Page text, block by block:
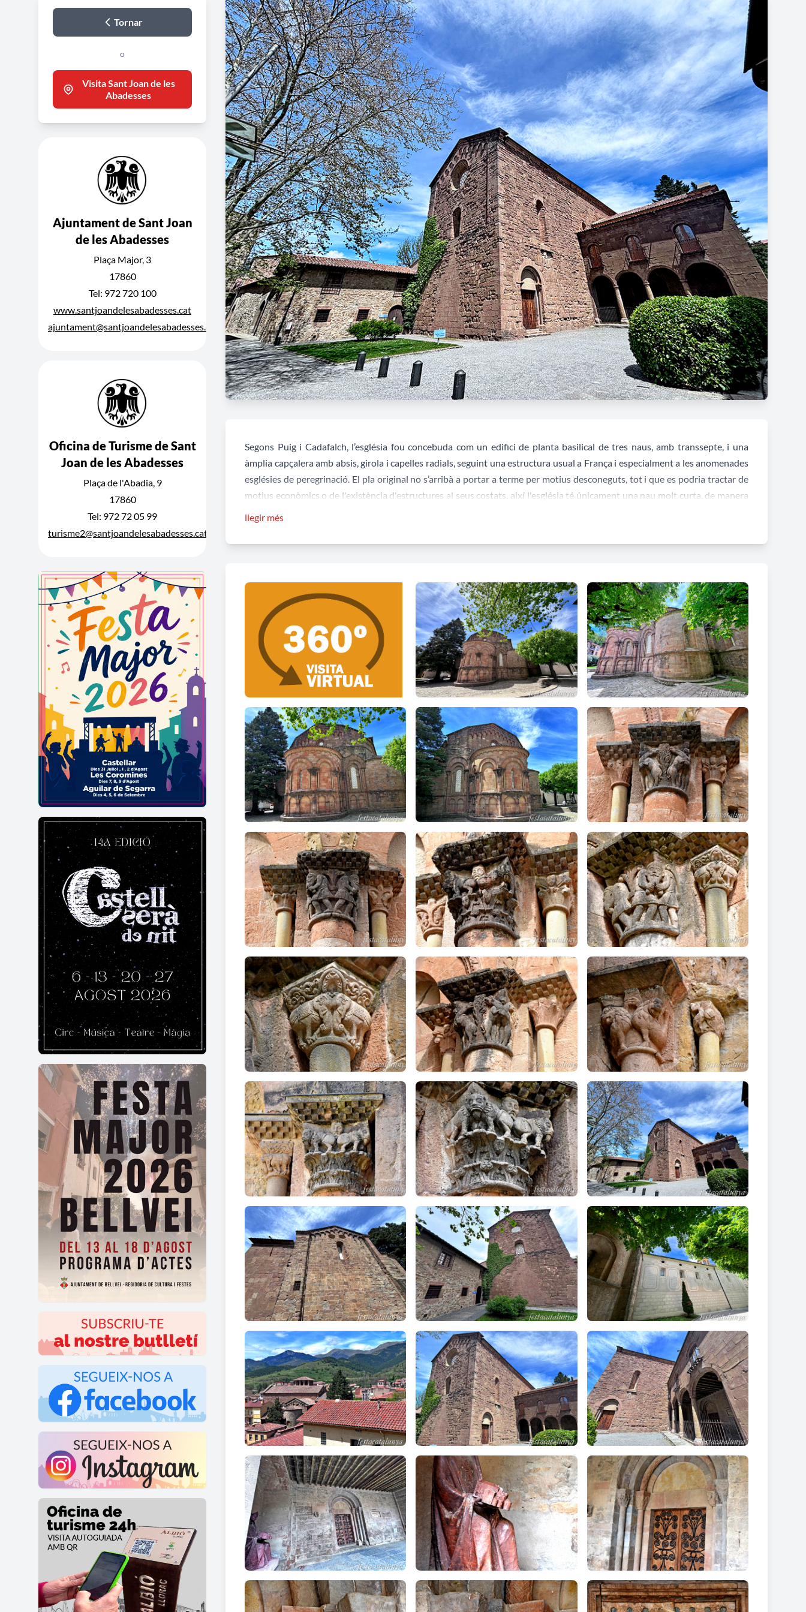
Tornar
o
Visita Sant Joan de les
Abadesses
Ajuntament de Sant Joan
de les Abadesses
Plaça Major, 3
17860
Tel: 972 720 100
www.santjoandelesabadesses.cat
ajuntament@santjoandelesabadesses.cat
Oficina de Turisme de Sant
Joan de les Abadesses
Plaça de l'Abadia, 9
17860
Tel: 972 72 05 99
turisme2@santjoandelesabadesses.cat
Segons Puig i Cadafalch, l’església fou concebuda com un edifici de planta basilical de tres naus, amb transsepte, i una
àmplia capçalera amb absis, girola i capelles radials, seguint una estructura usual a França i especialment a les anomenades
esglésies de peregrinació. El pla original no s’arribà a portar a terme per motius desconeguts, tot i que es podria tractar de
motius econòmics o de l'existència d'estructures al seus costats, així l'església té únicament una nau molt curta, de manera
l'interior com a l'exterior. La coberta de la capçalera però no és l'original. La volta de canó de la nau s'allarga fins a cobrir
El terratrèmol de 1428 afectà la capçalera, que ja no va ser reconstruïda a la manera original. Actualment, tres capelles
radials s'obren al gran absis central, mentre que un petit absis s'obre a cada braç del creuer.
L'església compta amb tres portals d'entrada, un a cada costat del creuer. El de Sant Mateu, fet l'any 1620, al braç oriental
del transsepte, és cobert amb pòrtic amb un segon pis que avui conté l'arxiu. Al costat de ponent hi ha el de Sant Miquel,
que comunica amb el claustre gòtic, segurament del segle XII. Al peu de la nau major, al mur de migjorn es va obrir el portal
dels Canonges, que juntament amb el de Sant Mateu, estava ricament decorat amb dues columnes i arquivolta el primer i
amb quatre columnes i doble arquivolta el segon.
llegir més